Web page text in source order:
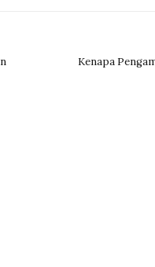
Kenapa